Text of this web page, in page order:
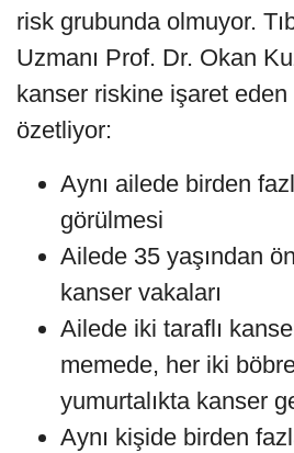
risk grubunda olmuyor.
Uzmanı Prof. Dr. Okan
kanser riskine işaret eden
özetliyor:
Aynı ailede birden
görülmesi
Ailede 35 yaşından
kanser vakaları
Ailede iki taraflı
memede, her iki
yumurtalıkta kanser
Aynı kişide birden